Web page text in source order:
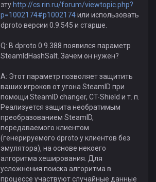
эту http://cs.rin.ru/forum/viewtopic.php?
p=1002174#p1002174или использовать
dproto версии 0.9.545 и старше.
Q: В dproto 0.9.388 появился параметр
SteamIdHashSalt. Зачем он нужен?
A: Этот параметр позволяет защитить
ваших игроков от угона SteamID при
помощи SteamID changer, CT-Shield и т. п.
Реализуется защита необратимым
преобразованием SteamID,
передаваемого клиентом
(генерируемого dproto у клиентов без
эмулятора), на основе некоего
алгоритма хеширования. Для
усложнения поиска алгоритма в
процессе участвуют случайные данные